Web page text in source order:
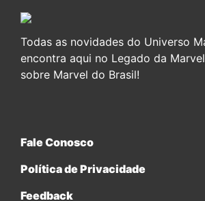
Todas as novidades do Universo
encontra aqui no Legado da
sobre Marvel do Brasil!
Fale Conosco
Política de Privacidade
Feedback